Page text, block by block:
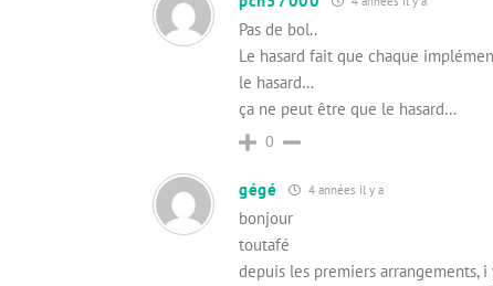
Pas de bol..
Le hasard fait que chaque
le hasard…
ça ne peut être que le hasard…
0
gégé 4 années il y a
bonjour
toutafé
depuis les premiers arrangements,